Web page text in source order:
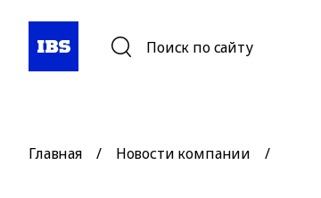
Поиск по сайту
Главная / Новости компании /